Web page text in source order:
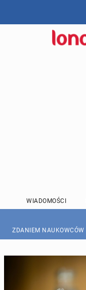
WIADOMOŚCI
ZDANIEM NAUKOWCÓW